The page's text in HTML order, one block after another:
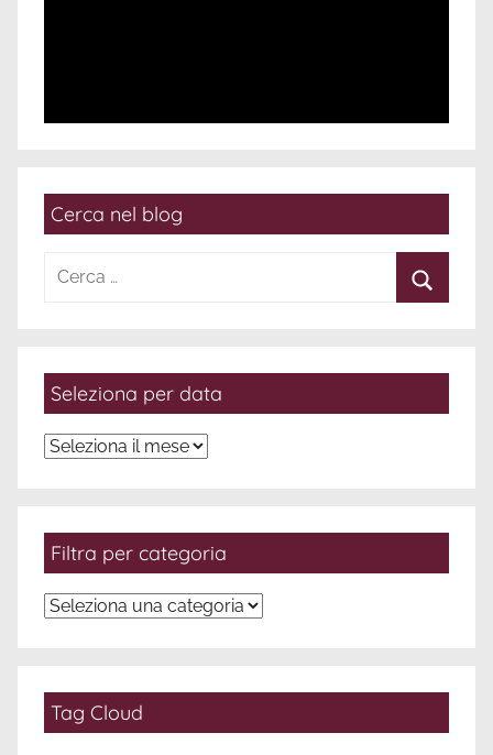
Cerca nel blog
Ricerca
Seleziona per data
Seleziona
Filtra per categoria
Filtra
Tag Cloud